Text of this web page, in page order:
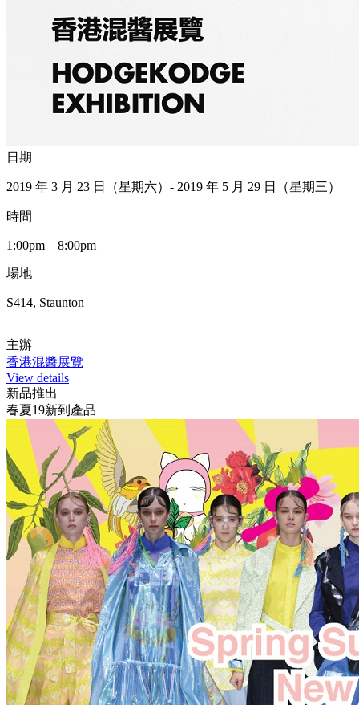
日期
2019 年 3 月 23 日（星期六）- 2019 年 5 月 29 日（星期三）
時間
1:00pm – 8:00pm
場地
S414, Staunton
主辦
香港混醬展覽
View details
新品推出
春夏19新到產品